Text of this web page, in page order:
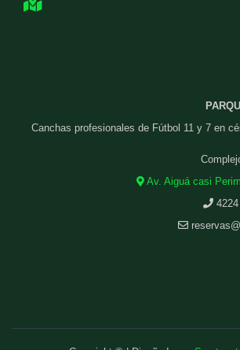
Canchas profesionales de Fútbol 11 y 7 en
Av. Aiguá casi